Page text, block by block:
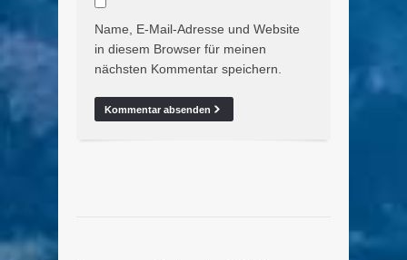
Name, E-Mail-Adresse und Website
in diesem Browser für meinen
nächsten Kommentar speichern.